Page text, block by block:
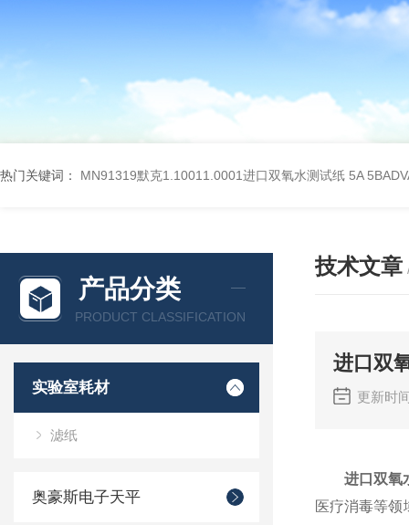
热门关键词： MN91319默克1.10011.0001进口双氧水测试纸 5A
产品分类
PRODUCT CLASSIFICATION
实验室耗材
滤纸
奥豪斯电子天平
技术文章
进口双
更新时
进口双氧
医疗消毒等